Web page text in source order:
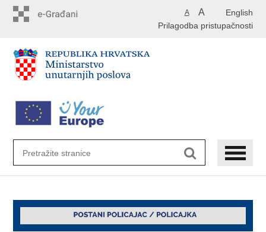
English
A A
Prilagodba pristupačnosti